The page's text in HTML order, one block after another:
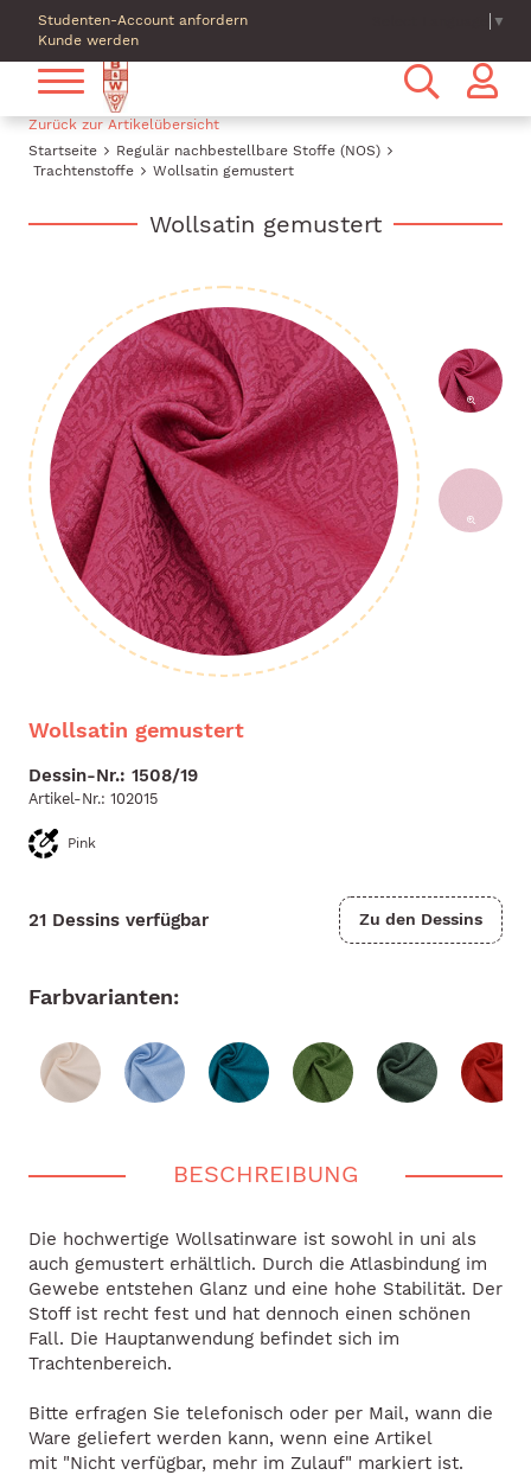
Studenten-Account anfordern
Kunde werden
▼
Startseite
Regulär nachbestellbare Stoffe (NOS)
Trachtenstoffe
Wollsatin gemustert
Zurück zur Artikelübersicht
Wollsatin gemustert
Farbvarianten:
Wollsatin gemustert
Dessin-Nr.: 1508/19
Artikel-Nr.: 102015
Pink
21 Dessins verfügbar Zu den Dessins
BESCHREIBUNG
Die hochwertige Wollsatinware ist sowohl in uni als
auch gemustert erhältlich. Durch die Atlasbindung im
Gewebe entstehen Glanz und eine hohe Stabilität. Der
Stoff ist recht fest und hat dennoch einen schönen
Fall. Die Hauptanwendung befindet sich im
Trachtenbereich.
Bitte erfragen Sie telefonisch oder per Mail, wann die
Ware geliefert werden kann, wenn eine Artikel
mit "Nicht verfügbar, mehr im Zulauf" markiert ist.